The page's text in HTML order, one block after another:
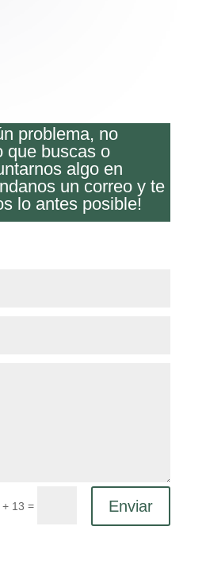
problema, no
que buscas o
algo en
un correo y te
lo antes posible!
+ 13 = Enviar